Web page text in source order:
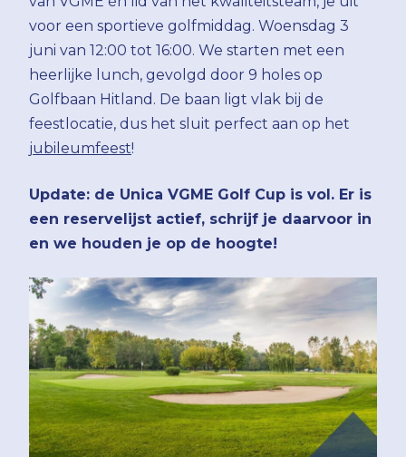
voor een sportieve golfmiddag. Woensdag 3
juni van 12:00 tot 16:00. We starten met een
heerlijke lunch, gevolgd door 9 holes op
Golfbaan Hitland. De baan ligt vlak bij de
feestlocatie, dus het sluit perfect aan op het
jubileumfeest!
Update: de Unica VGME Golf Cup is vol. Er is
een reservelijst actief, schrijf je daarvoor in
en we houden je op de hoogte!